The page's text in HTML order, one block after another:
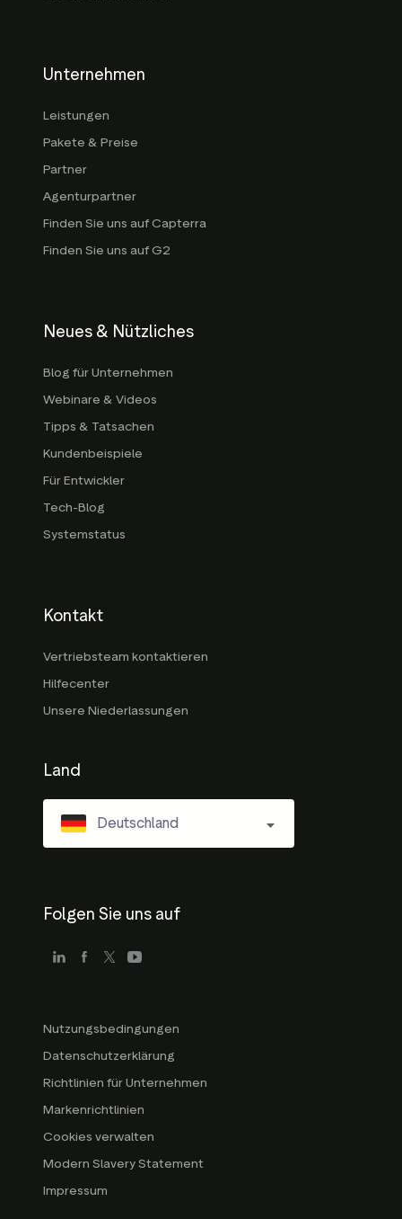
Unternehmen
Leistungen
Pakete & Preise
Partner
Agenturpartner
Finden Sie uns auf Capterra
Finden Sie uns auf G2
Neues & Nützliches
Blog für Unternehmen
Webinare & Videos
Tipps & Tatsachen
Kundenbeispiele
Für Entwickler
Tech-Blog
Systemstatus
Kontakt
Vertriebsteam kontaktieren
Hilfecenter
Unsere Niederlassungen
Land
Deutschland
Folgen Sie uns auf
Nutzungsbedingungen
Datenschutzerklärung
Richtlinien für Unternehmen
Markenrichtlinien
Cookies verwalten
Modern Slavery Statement
Impressum